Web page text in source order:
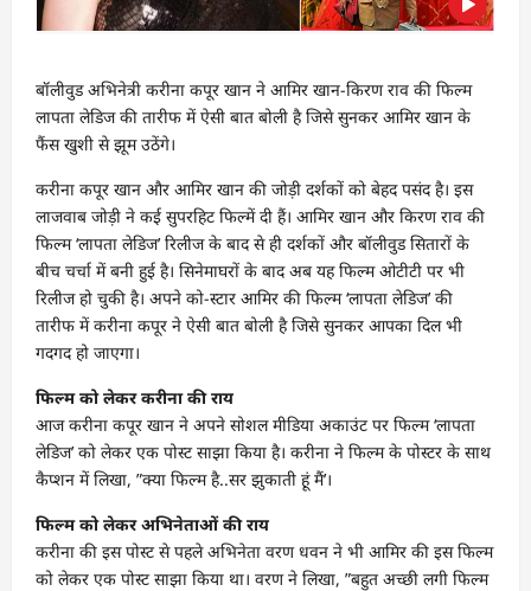
बॉलीवुड अभिनेत्री करीना कपूर खान ने आमिर खान-किरण राव की फिल्म
लापता लेडिज की तारीफ में ऐसी बात बोली है जिसे सुनकर आमिर खान के
फैंस खुशी से झूम उठेंगे।
करीना कपूर खान और आमिर खान की जोड़ी दर्शकों को बेहद पसंद है। इस
लाजवाब जोड़ी ने कई सुपरहिट फिल्में दी हैं। आमिर खान और किरण राव की
फिल्म ‘लापता लेडिज’ रिलीज के बाद से ही दर्शकों और बॉलीवुड सितारों के
बीच चर्चा में बनी हुई है। सिनेमाघरों के बाद अब यह फिल्म ओटीटी पर भी
रिलीज हो चुकी है। अपने को-स्टार आमिर की फिल्म ‘लापता लेडिज’ की
तारीफ में करीना कपूर ने ऐसी बात बोली है जिसे सुनकर आपका दिल भी
गदगद हो जाएगा।
फिल्म को लेकर करीना की राय
आज करीना कपूर खान ने अपने सोशल मीडिया अकाउंट पर फिल्म ‘लापता
लेडिज’ को लेकर एक पोस्ट साझा किया है। करीना ने फिल्म के पोस्टर के साथ
कैप्शन में लिखा, ”क्या फिल्म है..सर झुकाती हूं मैं’।
फिल्म को लेकर अभिनेताओं की राय
करीना की इस पोस्ट से पहले अभिनेता वरण धवन ने भी आमिर की इस फिल्म
को लेकर एक पोस्ट साझा किया था। वरण ने लिखा, ”बहुत अच्छी लगी फिल्म